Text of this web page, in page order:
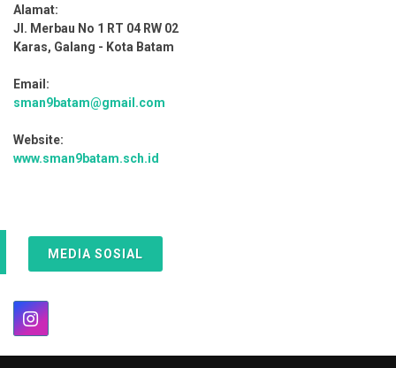
Alamat:
Jl. Merbau No 1 RT 04 RW 02
Karas, Galang - Kota Batam
Email:
sman9batam@gmail.com
Website:
www.sman9batam.sch.id
MEDIA SOSIAL